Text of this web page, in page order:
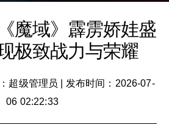
魔域》霹雳娇娃盛
极致战力与荣耀
超级管理员
发布时间：2026-07-
06 02:22:33